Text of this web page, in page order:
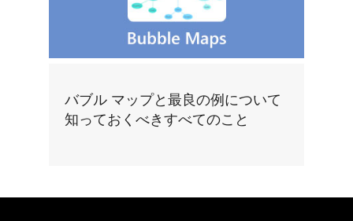
バブル マップと最良の例について
知っておくべきすべてのこと